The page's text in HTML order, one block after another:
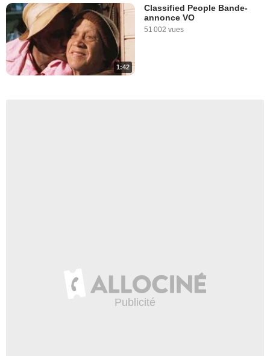
1:42
Classified People Bande-
annonce VO
51 002 vues